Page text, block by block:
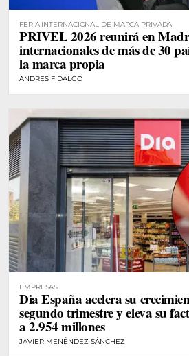
FERIA INTERNACIONAL DE MARCA PRIVADA
PRIVEL 2026 reunirá en
internacionales de más de 30
la marca propia
ANDRÉS FIDALGO
EMPRESAS
Dia España acelera su
segundo trimestre y eleva su
a 2.954 millones
JAVIER MENÉNDEZ SÁNCHEZ